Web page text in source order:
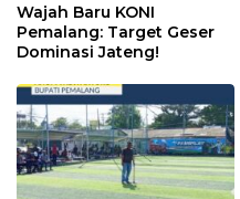
Wajah Baru KONI
Pemalang: Target Geser
Dominasi Jateng!